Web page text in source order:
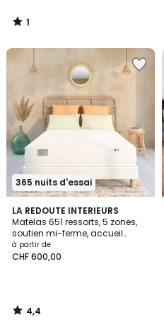
1
/
365 nuits d'essai
LA REDOUTE INTERIEURS
Matelas 651 ressorts, 5 zones,
soutien mi-ferme, accueil
moelleux
à partir de
CHF 600,00
4,4
/ 5
4,4
/